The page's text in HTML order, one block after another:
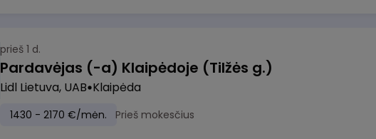
prieš 1 d.
Pardavėjas (-a) Klaipėdoje (Tilžės g.)
Lidl Lietuva, UAB Klaipėda
1430 - 2170 €/mėn. Prieš mokesčius